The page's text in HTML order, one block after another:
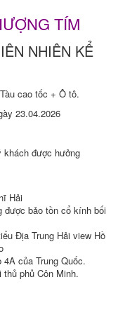
TÍM
NHIÊN KỂ
Tàu cao tốc + Ô tô.
23.04.2026
khách được hưởng
Hải
được bảo tồn cổ kính bối
Địa Trung Hải view Hồ
của Trung Quốc.
phủ Côn Minh.